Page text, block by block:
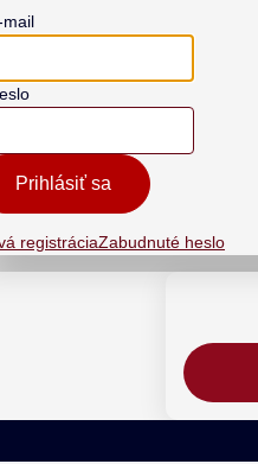
mail
Prihlásiť sa
registráciaZabudnuté heslo